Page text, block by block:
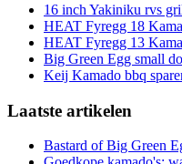
16 inch Yakiniku rvs
HEAT Fyregg 18
HEAT Fyregg 13
Big Green Egg small
Keij Kamado bbq
Laatste artikelen
Bastard of Big Green